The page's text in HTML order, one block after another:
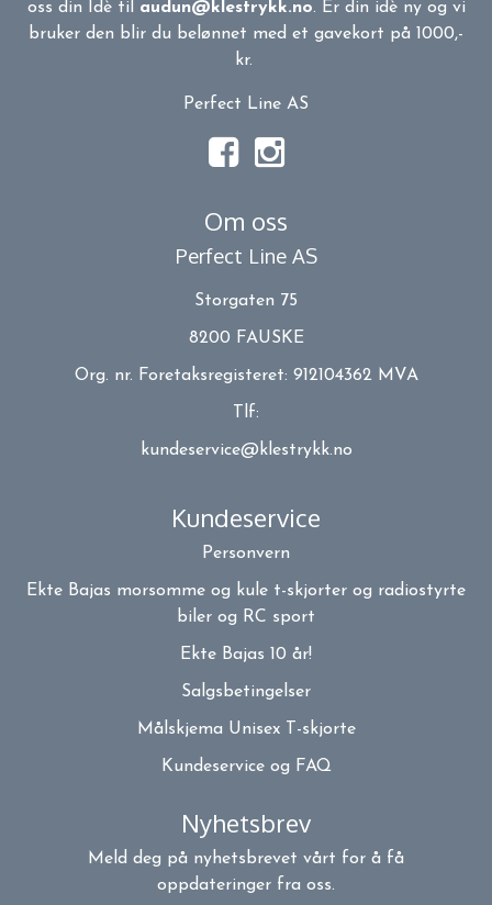
oss din Idè til audun@klestrykk.no. Er din idè ny og vi
bruker den blir du belønnet med et gavekort på 1000,-
kr.
Perfect Line AS
Om oss
Perfect Line AS
Storgaten 75
8200 FAUSKE
Org. nr. Foretaksregisteret: 912104362 MVA
Tlf:
kundeservice@klestrykk.no
Kundeservice
Personvern
Ekte Bajas morsomme og kule t-skjorter og radiostyrte
biler og RC sport
Ekte Bajas 10 år!
Salgsbetingelser
Målskjema Unisex T-skjorte
Kundeservice og FAQ
Nyhetsbrev
Meld deg på nyhetsbrevet vårt for å få
oppdateringer fra oss.